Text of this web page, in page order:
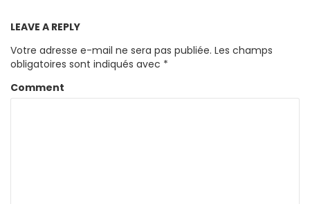
LEAVE A REPLY
Votre adresse e-mail ne sera pas publiée. Les champs
obligatoires sont indiqués avec *
Comment